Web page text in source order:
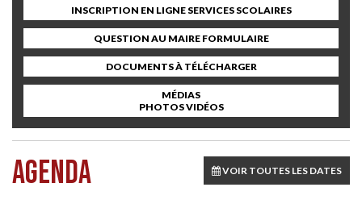
INSCRIPTION EN LIGNE SERVICES SCOLAIRES
QUESTION AU MAIRE FORMULAIRE
DOCUMENTS À TÉLÉCHARGER
MÉDIAS
PHOTOS VIDÉOS
AGENDA VOIR TOUTES LES DATES